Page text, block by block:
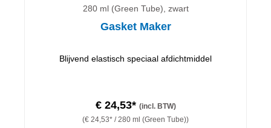
280 ml (Green Tube), zwart
Gasket Maker
Blijvend elastisch speciaal afdichtmiddel
€ 24,53* (incl. BTW)
(€ 24,53* / 280 ml (Green Tube))